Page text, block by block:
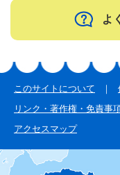
よ
このサイトについて
リンク・著作権・免責事
アクセスマップ